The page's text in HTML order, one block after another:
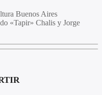
Buenos Aires
«Tapir» Chalis y Jorge